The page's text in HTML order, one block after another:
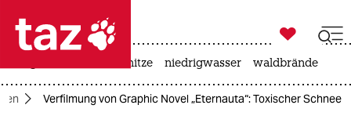
 taz zahl ich
taz zahl ich

taz zahl ich
hitze niedrigwasser waldbrände
Verfilmung von Graphic Novel „Eternauta“: Toxischer Schnee